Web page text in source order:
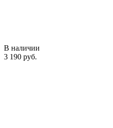
В наличии
3 190 руб.